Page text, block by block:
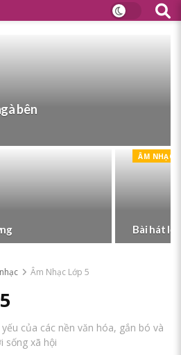
bên
ÂM NHẠC
Bài hát
Âm Nhạc Lớp 5
của các nền văn hóa, gắn bó và
sống xã hội